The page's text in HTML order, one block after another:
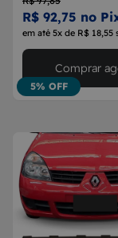
R$ 92,75 no
em até 5x de R$ 18,55
5% OFF
Comprar